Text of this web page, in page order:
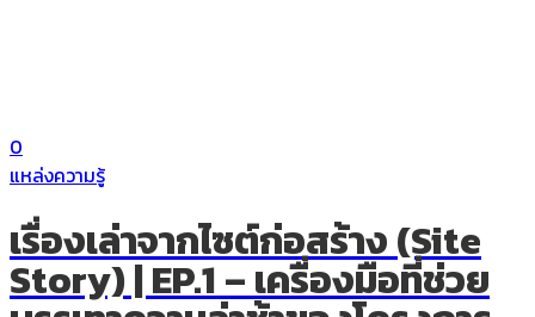
0
แหล่งความรู้
เรื่องเล่าจากไซต์ก่อสร้าง (Site
Story) | EP.1 – เครื่องมือที่ช่วย